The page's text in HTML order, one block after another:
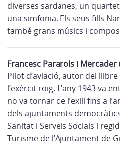
diverses sardanes, un
una simfonia. Els seus fills
també grans músics i
Francesc Pararols i Mercader
Pilot d’aviació, autor del
l’exèrcit roig. L’any 1943 va
no va tornar de l’exili fins a
dels ajuntaments
Sanitat i Serveis Socials i
Turisme de l’Ajuntament de